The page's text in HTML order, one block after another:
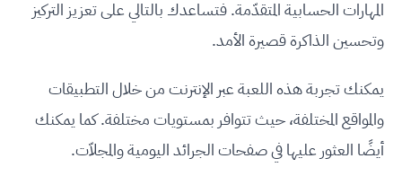
المهارات الحسابية المتقدّمة. فتساعدك بالتالي على تعزيز التركيز
وتحسين الذاكرة قصيرة الأمد.
يمكنك تجربة هذه اللعبة عبر الإنترنت من خلال التطبيقات
والمواقع المختلفة، حيث تتوافر بمستويات مختلفة. كما يمكنك
أيضًا العثور عليها في صفحات الجرائد اليومية والمجلاّت.